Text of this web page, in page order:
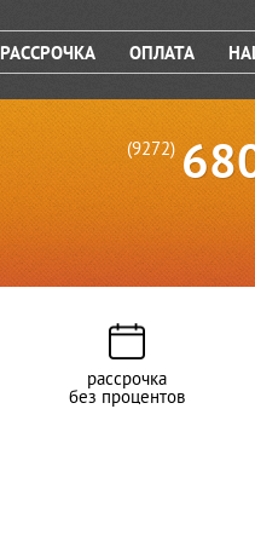
РАССРОЧКА ОПЛАТА
(9272)
рассрочка
без процентов